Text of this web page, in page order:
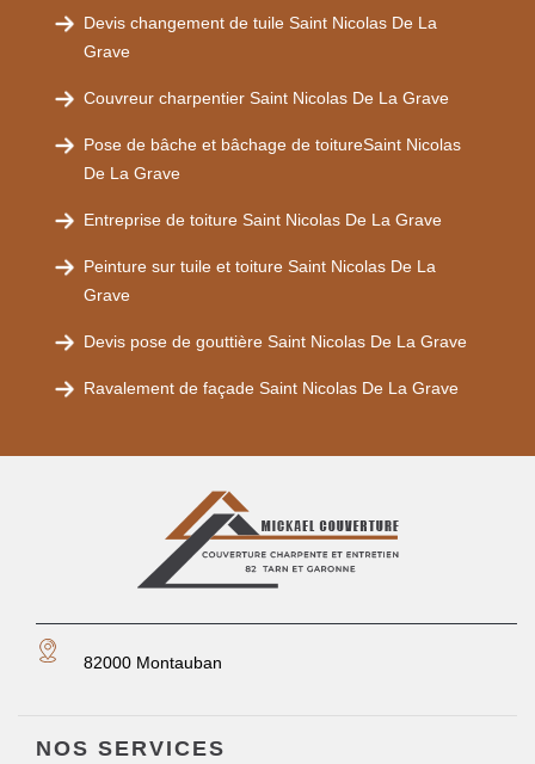
Devis changement de tuile Saint Nicolas De La
Grave
Couvreur charpentier Saint Nicolas De La Grave
Pose de bâche et bâchage de toitureSaint Nicolas
De La Grave
Entreprise de toiture Saint Nicolas De La Grave
Peinture sur tuile et toiture Saint Nicolas De La
Grave
Devis pose de gouttière Saint Nicolas De La Grave
Ravalement de façade Saint Nicolas De La Grave
82000 Montauban
NOS SERVICES